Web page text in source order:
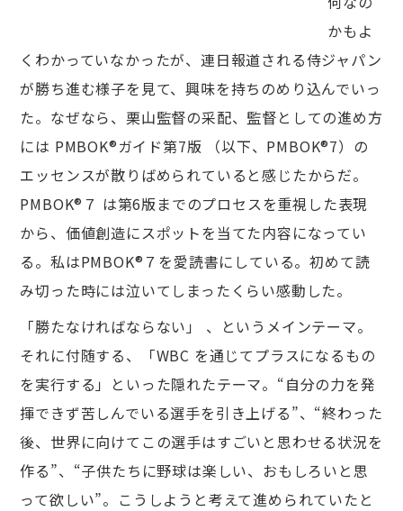
かもよ
くわかっていなかったが、連⽇報道される侍ジャパン
が勝ち進む様⼦を⾒て、興味を持ちのめり込んでいっ
た。なぜなら、栗⼭監督の采配、監督としての進め⽅
には PMBOK®ガイド第7版 （以下、PMBOK®7）の
エッセンスが散りばめられていると感じたからだ。
PMBOK®７ は第6版までのプロセスを重視した表現
から、価値創造にスポットを当てた内容になってい
る。私はPMBOK®７を愛読書にしている。初めて読
み切った時には泣いてしまったくらい感動した。
「勝たなければならない」 、というメインテーマ。
それに付随する、「WBC を通じてプラスになるもの
を実⾏する」といった隠れたテーマ。“⾃分の⼒を発
揮できず苦しんでいる選⼿を引き上げる”、“終わった
後、世界に向けてこの選⼿はすごいと思わせる状況を
作る”、“⼦供たちに野球は楽しい、おもしろいと思
って欲しい”。こうしようと考えて進められていたと